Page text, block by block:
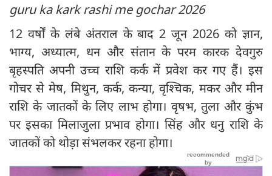
guru ka kark rashi me gochar 2026
12 वर्षों के लंबे अंतराल के बाद 2 जून 2026 को ज्ञान,
भाग्य, अध्यात्म, धन और संतान के परम कारक देवगुरु
बृहस्पति अपनी उच्च राशि कर्क में प्रवेश कर गए हैं। इस
गोचर से मेष, मिथुन, कर्क, कन्या, वृश्चिक, मकर और मीन
राशि के जातकों के लिए लाभ होगा। वृषभ, तुला और कुंभ
पर इसका मिलाजुला प्रभाव होगा। सिंह और धनु राशि के
जातकों को थोड़ा संभलकर रहना होगा।